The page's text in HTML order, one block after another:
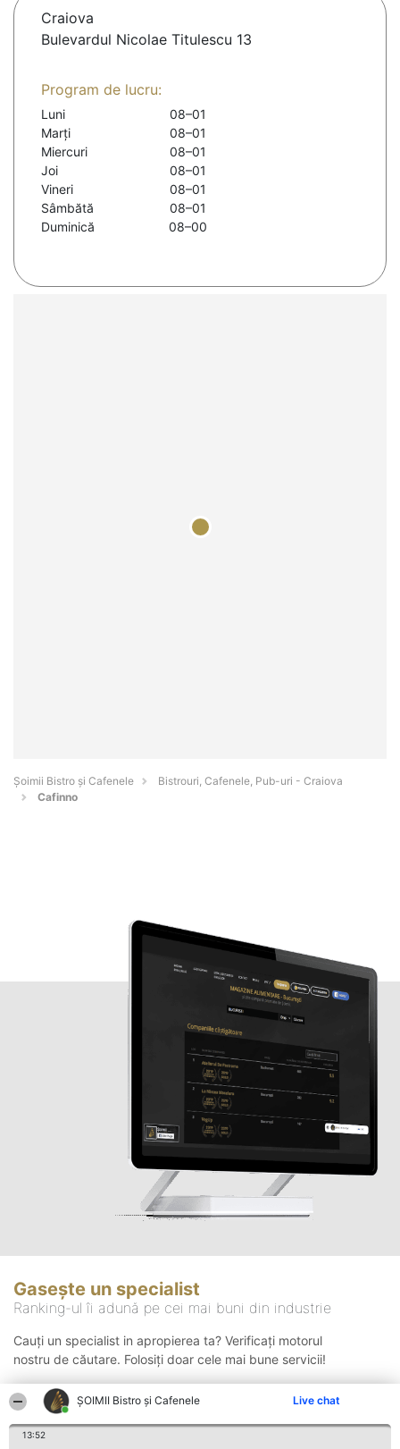
ȘOIMII Bistro și Cafenele Live chat
13:52
Craiova
Bulevardul Nicolae Titulescu 13
Program de lucru:
Luni
08–01
Marți
08–01
Miercuri
08–01
Joi
08–01
Vineri
08–01
Sâmbătă
08–01
Duminică
08–00
Șoimii Bistro și Cafenele
Bistrouri, Cafenele, Pub-uri - Craiova
Cafinno
Gasește un specialist
Ranking-ul îi adună pe cei mai buni din industrie
Cauți un specialist in apropierea ta? Verificați motorul
nostru de căutare. Folosiți doar cele mai bune servicii!